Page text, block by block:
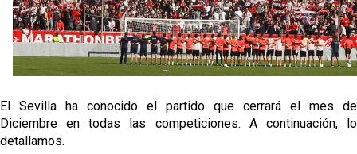
Análisis | El Sevilla FC cierra una pretemporada de
contrastes antes del inicio de LaLiga
Joan Jordán cerca de salir del Sevilla FC
Apuesta por la juventud y las ideas claras: el once
que perfila el Sevilla FC para el debut liguero
El Sevilla ha conocido el partido que cerrará el mes de
Diciembre en todas las competiciones. A continuación, lo
detallamos.